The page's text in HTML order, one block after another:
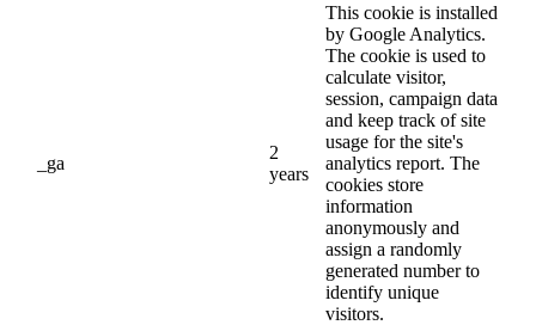
_ga
2
years
This cookie is installed
by Google Analytics.
The cookie is used to
calculate visitor,
session, campaign data
and keep track of site
usage for the site's
analytics report. The
cookies store
information
anonymously and
assign a randomly
generated number to
identify unique
visitors.